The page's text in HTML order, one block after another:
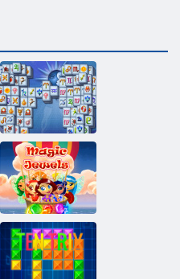
Mahjong
Fortuna
Büyü
Mücevherleri